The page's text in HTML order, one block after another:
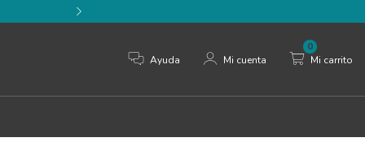
Ayuda Mi cuenta Mi carrito
0